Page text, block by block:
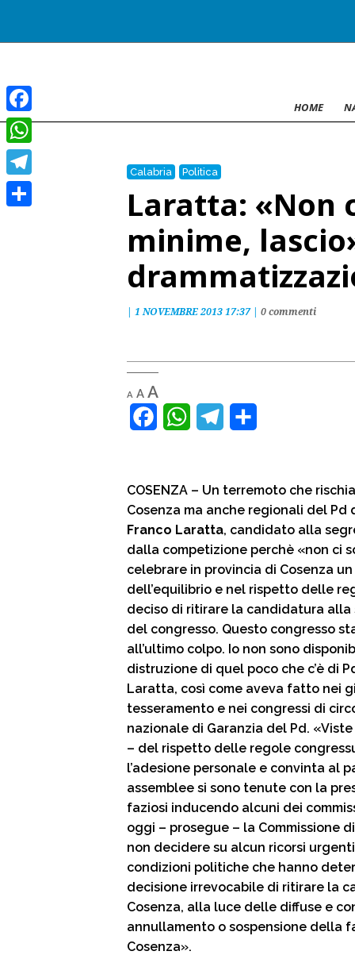
HOME
Calabria Politica
Laratta: «Non
minime,
| 1 NOVEMBRE 2013 17:37| 0 commenti
A
Decrease
font
size.
A Reset
font
size.
AIncrease
font
size.
e
b
o
o
k
W
s
A
p
p
e
g
r
a
m
d
i
v
i
d
i
COSENZA – Un terremoto che
Cosenza ma anche regionali del
Franco Laratta, candidato alla
dalla competizione perchè «non ci
celebrare in provincia di Cosenza
dell’equilibrio e nel rispetto delle
deciso di ritirare la candidatura
del congresso. Questo congresso
all’ultimo colpo. Io non sono
distruzione di quel poco che c’è di
Laratta, così come aveva fatto nei
tesseramento e nei congressi di
nazionale di Garanzia del Pd.
– del rispetto delle regole
l’adesione personale e convinta al
assemblee si sono tenute con la
faziosi inducendo alcuni dei
oggi – prosegue – la Commissione
non decidere su alcun ricorsi
condizioni politiche che hanno
decisione irrevocabile di ritirare la
Cosenza, alla luce delle diffuse e
annullamento o sospensione della
Cosenza».
Facebook
WhatsApp
Telegram